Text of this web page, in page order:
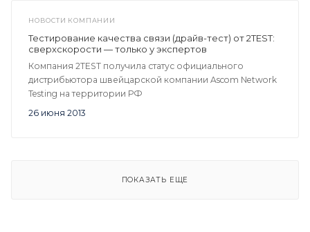
НОВОСТИ КОМПАНИИ
26 июня 2013
Тестирование качества связи (драйв-тест) от 2TEST:
сверхскорости — только у экспертов
Компания 2TEST получила статус официального
дистрибьютора швейцарской компании Ascom Network
Testing на территории РФ
ПОКАЗАТЬ ЕЩЕ